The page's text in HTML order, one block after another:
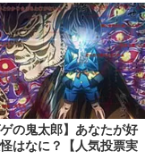
ゲの鬼太郎】あなたが好
はなに？【人気投票実